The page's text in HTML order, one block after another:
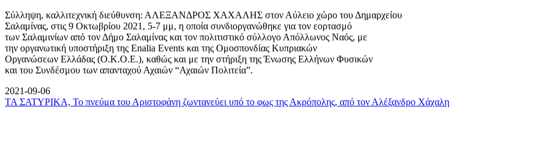
Σύλληψη, καλλιτεχνική διεύθυνση: ΑΛΕΞΑΝΔΡΟΣ ΧΑΧΑΛΗΣ στον Αύλειο χώρο του Δημαρχείου
Σαλαμίνας, στις 9 Οκτωβρίου 2021, 5-7 μμ, η οποία συνδιοργανώθηκε για τον εορτασμό
των Σαλαμινίων από τον Δήμο Σαλαμίνας και τον πολιτιστικό σύλλογο Απόλλωνος Ναός, με
την οργανωτική υποστήριξη της Enalia Events και της Ομοσπονδίας Κυπριακών
Οργανώσεων Ελλάδας (Ο.Κ.Ο.Ε.), καθώς και με την στήριξη της Ένωσης Ελλήνων Φυσικών
και του Συνδέσμου των απανταχού Αχαιών “Αχαιών Πολιτεία”.
2021-09-06
ΤΑ ΣΑΤΥΡΙΚΑ, Το πνεύμα του Αριστοφάνη ζωντανεύει υπό το φως της Ακρόπολης, από τον Αλέξανδρο Χάχαλη